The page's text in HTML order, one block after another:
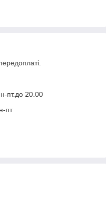
пт.до 20.00
пт